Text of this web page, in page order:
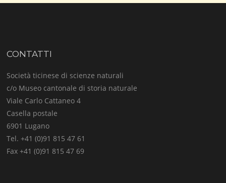
CONTATTI
Società ticinese di scienze naturali
c/o Museo cantonale di storia naturale
Viale Carlo Cattaneo 4
Casella postale
6901 Lugano
Tel. +41 (0)91 815 47 61
Fax +41 (0)91 815 47 69